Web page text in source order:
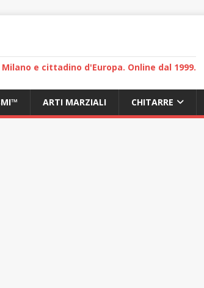
e cittadino d'Europa. Online dal 1999.
ARTI MARZIALI CHITARRE